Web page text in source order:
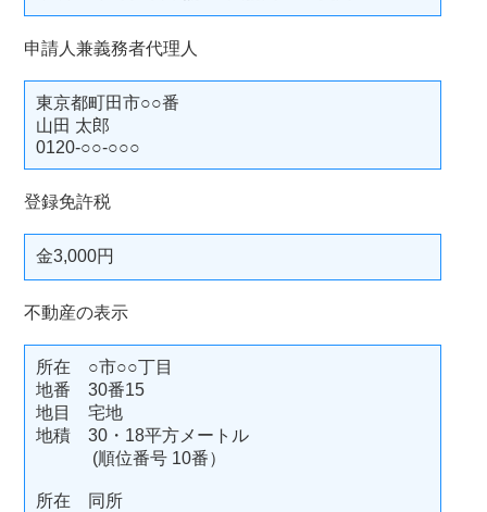
申請人兼義務者代理人
東京都町田市○○番
山田 太郎
0120-○○-○○○
登録免許税
金3,000円
不動産の表示
所在 ○市○○丁目
地番 30番15
地目 宅地
地積 30・18平方メートル
(順位番号 10番）
所在 同所